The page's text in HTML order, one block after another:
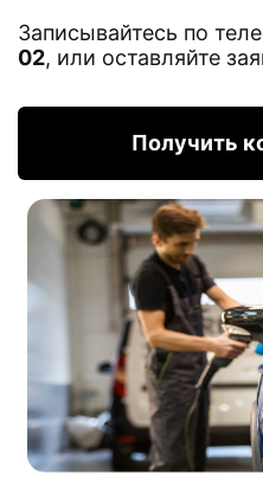
Записывайтесь по
02, или оставляйте
Получить